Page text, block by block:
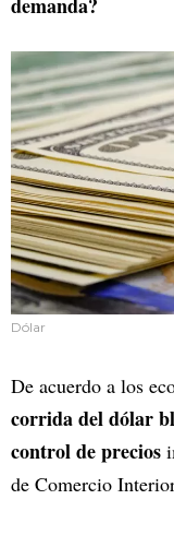
Dólar
De acuerdo a los
corrida del dólar
control de precios
de Comercio